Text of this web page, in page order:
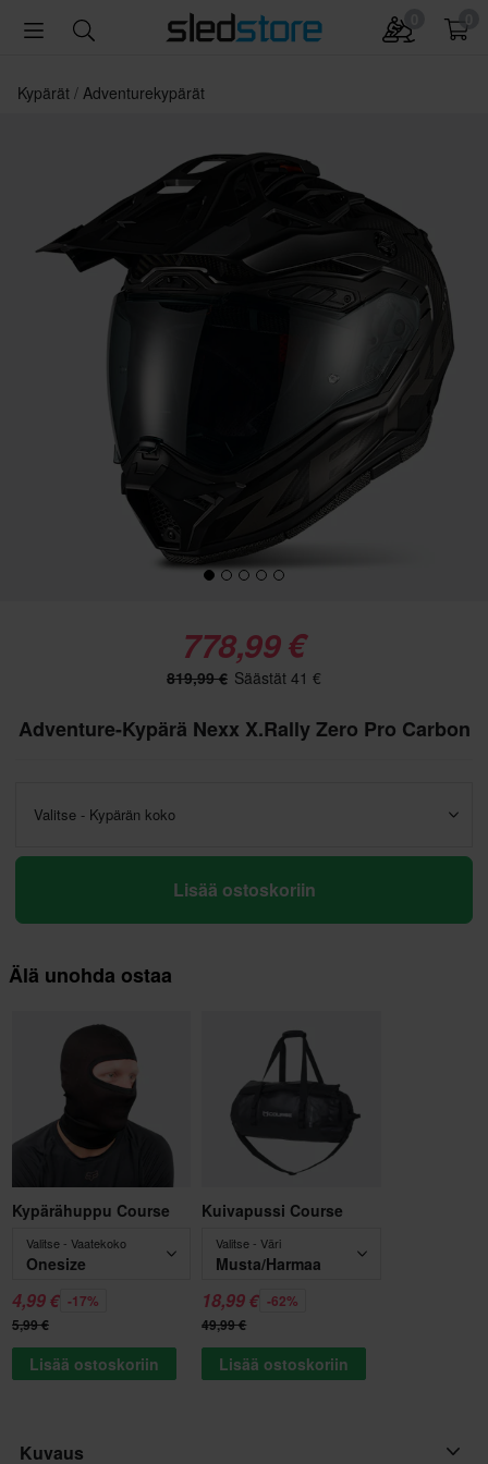
Kypärät Adventurekypärät
778,99 €
819,99 € Säästät 41 €
Adventure-Kypärä Nexx X.Rally Zero Pro Carbon
Valitse - Kypärän koko
Lisää ostoskoriin
Älä unohda ostaa
Kypärähuppu Course
Valitse - Vaatekoko
Onesize
4,99 € -17%
5,99 €
Lisää ostoskoriin
Kuivapussi Course
Valitse - Väri
Musta/Harmaa
18,99 € -62%
49,99 €
Lisää ostoskoriin
Kuvaus